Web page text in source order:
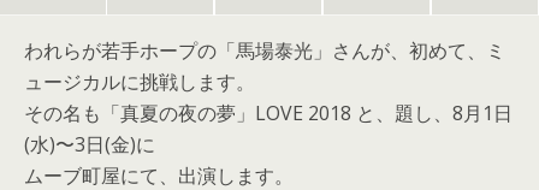
われらが若手ホープの「馬場泰光」さんが、初めて、ミ
ュージカルに挑戦します。
その名も「真夏の夜の夢」LOVE 2018 と、題し、8月1日
(水)〜3日(金)に
ムーブ町屋にて、出演します。